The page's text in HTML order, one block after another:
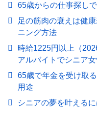
65歳からの仕事探し
足の筋肉の衰えは健
ニング方法
時給1225円以上（
アルバイトでシニア
65歳で年金を受け取
用途
シニアの夢を叶える